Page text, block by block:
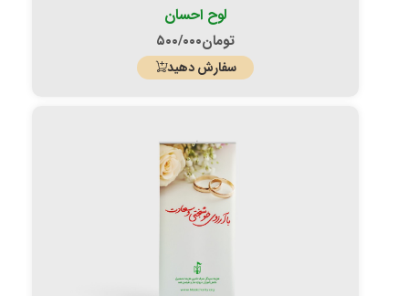
لوح احسان
تومان۵۰۰/۰۰۰
سفارش دهید